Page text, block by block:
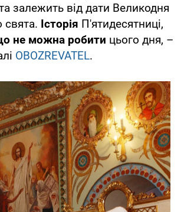
залежить від дати Великодня
свята. Історія П'ятидесятниці,
не можна робити цього дня, –
OBOZREVATEL.